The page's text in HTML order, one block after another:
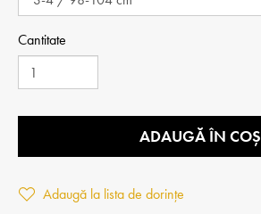
Cantitate
ADAUGĂ ÎN COȘ
Adaugă la lista de dorințe